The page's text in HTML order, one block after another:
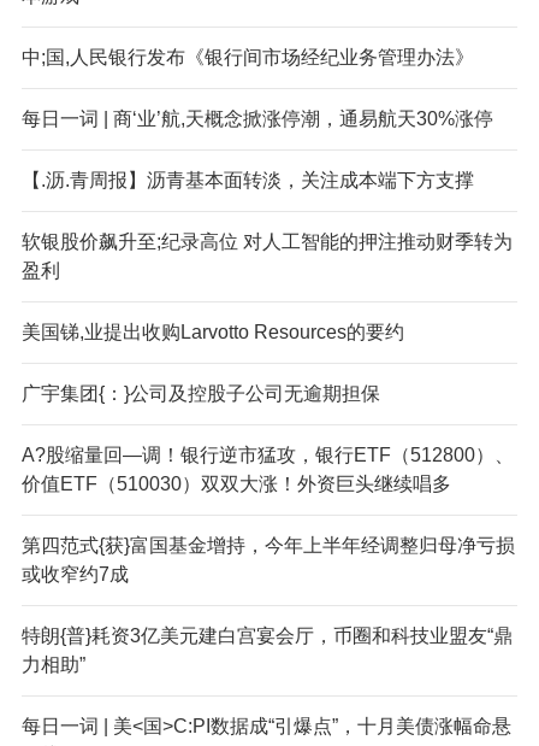
中;国,人民银行发布《银行间市场经纪业务管理办法》
每日一词 | 商‘业’航,天概念掀涨停潮，通易航天30%涨停
【.沥.青周报】沥青基本面转淡，关注成本端下方支撑
软银股价飙升至;纪录高位 对人工智能的押注推动财季转为
盈利
美国锑,业提出收购Larvotto Resources的要约
广宇集团{：}公司及控股子公司无逾期担保
A?股缩量回—调！银行逆市猛攻，银行ETF（512800）、
价值ETF（510030）双双大涨！外资巨头继续唱多
第四范式{获}富国基金增持，今年上半年经调整归母净亏损
或收窄约7成
特朗{普}耗资3亿美元建白宫宴会厅，币圈和科技业盟友“鼎
力相助”
每日一词 | 美<国>C:PI数据成“引爆点”，十月美债涨幅命悬